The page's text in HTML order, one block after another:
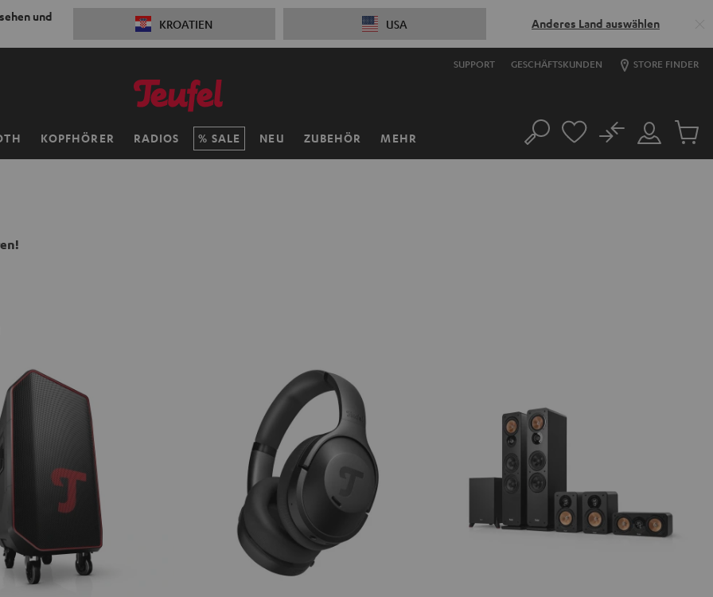
und
KROATIEN USA Anderes Land auswählen
SUPPORT GESCHÄFTSKUNDEN STORE FINDER
KOPFHÖRER RADIOS SALE NEU ZUBEHÖR MEHR Suche
Mein
Konto
No
Artikel